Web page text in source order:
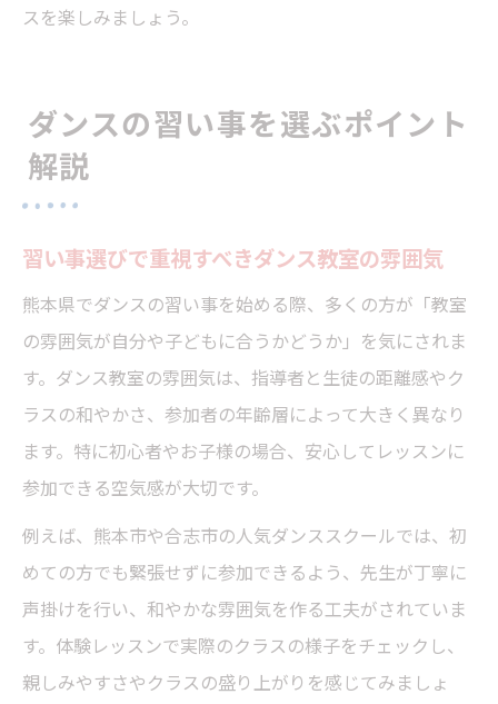
スを楽しみましょう。
ダンスの習い事を選ぶポイント
解説
習い事選びで重視すべきダンス教室の雰囲気
熊本県でダンスの習い事を始める際、多くの方が「教室
の雰囲気が自分や子どもに合うかどうか」を気にされま
す。ダンス教室の雰囲気は、指導者と生徒の距離感やク
ラスの和やかさ、参加者の年齢層によって大きく異なり
ます。特に初心者やお子様の場合、安心してレッスンに
参加できる空気感が大切です。
例えば、熊本市や合志市の人気ダンススクールでは、初
めての方でも緊張せずに参加できるよう、先生が丁寧に
声掛けを行い、和やかな雰囲気を作る工夫がされていま
す。体験レッスンで実際のクラスの様子をチェックし、
親しみやすさやクラスの盛り上がりを感じてみましょ